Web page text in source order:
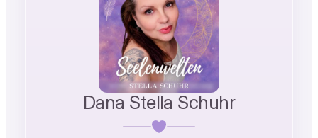
Dana Stella Schuhr